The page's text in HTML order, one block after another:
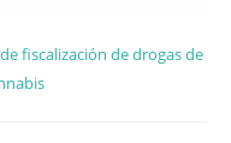
fiscalización de drogas de